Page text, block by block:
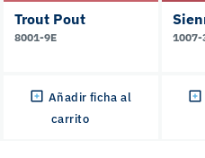
Trout Pout
8001-9E
Añadir ficha al
carrito
1007-